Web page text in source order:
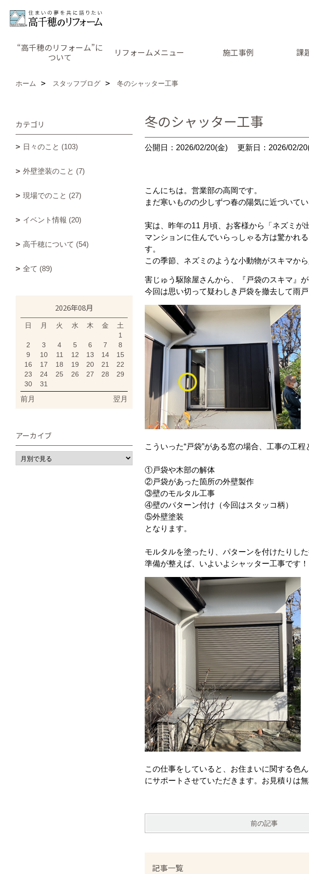
“高千穂のリフォーム”に
ついて
リフォームメニュー 施工事例 課
ホーム スタッフブログ 冬のシャッター工事
冬のシャッター工事
公開日：2026/02/20(金) 更新日：2026/02/
こんにちは。営業部の高岡です。
まだ寒いものの少しずつ春の陽気に近づいてい
実は、昨年の11 月頃、お客様から「ネズミが
マンションに住んでいらっしゃる方は驚かれ
す。
この季節、ネズミのような小動物がスキマか
害じゅう駆除屋さんから、『戸袋のスキマ』
今回は思い切って疑わしき戸袋を撤去して雨
こういった“戸袋”がある窓の場合、工事の工程
①戸袋や木部の解体
②戸袋があった箇所の外壁製作
③壁のモルタル工事
④壁のパターン付け（今回はスタッコ柄）
⑤外壁塗装
となります。
モルタルを塗ったり、パターンを付けたりし
準備が整えば、いよいよシャッター工事です！
この仕事をしていると、お住まいに関する色
にサポートさせていただきます。お見積りは
前の記事
記事一覧
カテゴリ
日々のこと (103)
外壁塗装のこと (7)
現場でのこと (27)
イベント情報 (20)
高千穂について (54)
全て (89)
2026年08月
日 月 火 水 木 金
土
1
2
3 4 5 6 7
8
9
10 11 12 13 14
15
16
17 18 19 20 21
22
23
24 25 26 27 28
29
30
31
前月 翌月
アーカイブ